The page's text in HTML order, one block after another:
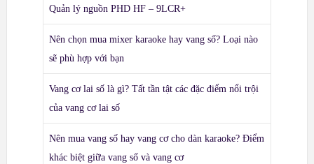
Quản lý nguồn PHD HF – 9LCR+
Nên chọn mua mixer karaoke hay vang số? Loại nào
sẽ phù hợp với bạn
Vang cơ lai số là gì? Tất tần tật các đặc điểm nổi trội
của vang cơ lai số
Nên mua vang số hay vang cơ cho dàn karaoke? Điểm
khác biệt giữa vang số và vang cơ